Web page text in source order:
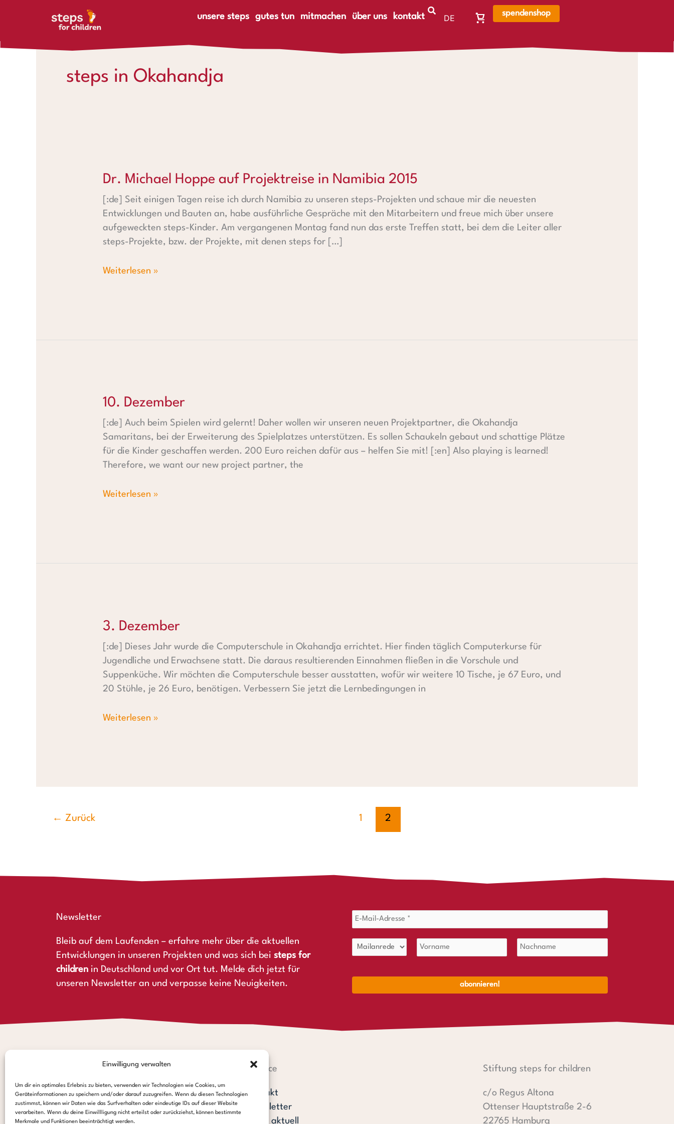
Einwilligung verwalten
Um dir ein optimales Erlebnis zu bieten, verwenden wir Technologien wie Cookies, um
Geräteinformationen zu speichern und/oder darauf zuzugreifen. Wenn du diesen Technologien
zustimmst, können wir Daten wie das Surfverhalten oder eindeutige IDs auf dieser Website
verarbeiten. Wenn du deine Einwillligung nicht erteilst oder zurückziehst, können bestimmte
Merkmale und Funktionen beeinträchtigt werden.
unsere steps
gutes tun mitmachen über uns kontakt
DE
Warenkorb,
ist
spendenshop
steps in Okahandja
Dr. Michael Hoppe auf Projektreise in Namibia 2015
[:de] Seit einigen Tagen reise ich durch Namibia zu unseren steps-Projekten und schaue mir die neuesten
Entwicklungen und Bauten an, habe ausführliche Gespräche mit den Mitarbeitern und freue mich über unsere
aufgeweckten steps-Kinder. Am vergangenen Montag fand nun das erste Treffen statt, bei dem die Leiter aller
steps-Projekte, bzw. der Projekte, mit denen steps for […]
Dr. Michael Hoppe auf Projektreise in Namibia 2015
Weiterlesen »
10. Dezember
[:de] Auch beim Spielen wird gelernt! Daher wollen wir unseren neuen Projektpartner, die Okahandja
Samaritans, bei der Erweiterung des Spielplatzes unterstützen. Es sollen Schaukeln gebaut und schattige Plätze
für die Kinder geschaffen werden. 200 Euro reichen dafür aus – helfen Sie mit! [:en] Also playing is learned!
Therefore, we want our new project partner, the
10. Dezember
Weiterlesen »
3. Dezember
[:de] Dieses Jahr wurde die Computerschule in Okahandja errichtet. Hier finden täglich Computerkurse für
Jugendliche und Erwachsene statt. Die daraus resultierenden Einnahmen fließen in die Vorschule und
Suppenküche. Wir möchten die Computerschule besser ausstatten, wofür wir weitere 10 Tische, je 67 Euro, und
20 Stühle, je 26 Euro, benötigen. Verbessern Sie jetzt die Lernbedingungen in
3. Dezember
Weiterlesen »
← Zurück 1 2
Newsletter
Bleib auf dem Laufenden – erfahre mehr über die aktuellen
Entwicklungen in unseren Projekten und was sich bei steps for
children in Deutschland und vor Ort tut. Melde dich jetzt für
unseren Newsletter an und verpasse keine Neuigkeiten.
Spendenkonto
Hamburger Sparkasse:
IBAN: DE44 2005 0550 1238 1497 26
BIC: HASPDEHHXXX
Service
Kontakt
Newsletter
steps aktuell
Stiftung steps for children
c/o Regus Altona
Ottenser Hauptstraße 2-6
22765 Hamburg